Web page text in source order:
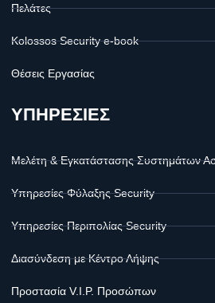
Πελάτες
Kolossos Security e-book
Θέσεις Εργασίας
ΥΠΗΡΕΣΙΕΣ
Μελέτη & Εγκατάστασης Συστημάτων
Υπηρεσίες Φύλαξης Security
Υπηρεσίες Περιπολίας Security
Διασύνδεση με Κέντρο Λήψης
Προστασία V.I.P. Προσώπων